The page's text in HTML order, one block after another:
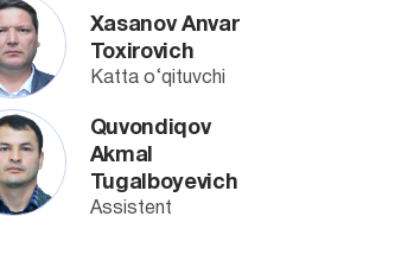
Xasanov Anvar
Toxirovich
Katta o‘qituvchi
Quvondiqov
Akmal
Tugalboyevich
Assistent